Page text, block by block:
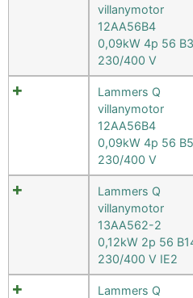
villanymotor
12AA56B4
0,09kW 4p 56 B3
230/400 V
Lammers Q
villanymotor
12AA56B4
0,09kW 4p 56 B5
230/400 V
Lammers Q
villanymotor
13AA562-2
0,12kW 2p 56
230/400 V IE2
Lammers Q